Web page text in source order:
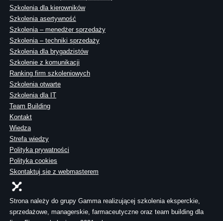
Szkolenia dla kierowników
Szkolenia asertywność
Szkolenia – menedżer sprzedaży
Szkolenia – techniki sprzedaży
Szkolenia dla brygadzistów
Szkolenie z komunikacji
Ranking firm szkoleniowych
Szkolenia otwarte
Szkolenia dla IT
Team Building
Kontakt
Wiedza
Strefa wiedzy
Polityka prywatności
Polityka cookies
Skontaktuj sie z webmasterem
Strona należy do grupy Gamma realizującej szkolenia eksperckie,
sprzedażowe, managerskie, farmaceutyczne oraz team building dla